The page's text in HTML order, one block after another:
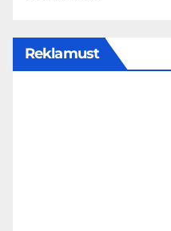
Reklamust